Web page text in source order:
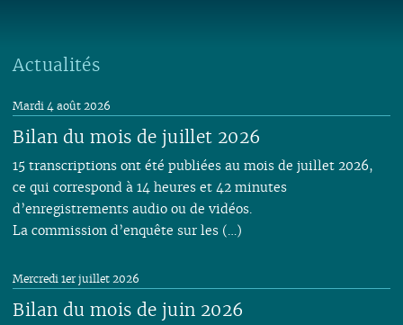
01
04
02
01
04
02
01
Actualités
Bilan du mois de juillet 2026
Mardi 4 août 2026
15 transcriptions ont été publiées au mois de juillet 2026,
ce qui correspond à 14 heures et 42 minutes
d’enregistrements audio ou de vidéos.
La commission d’enquête sur les (…)
Bilan du mois de juin 2026
Mercredi 1er juillet 2026